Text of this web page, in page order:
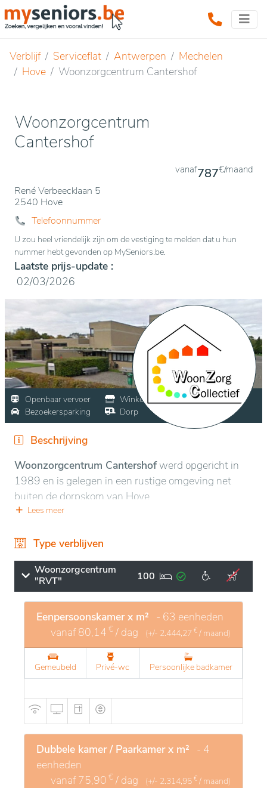
Verblijf Serviceflat Antwerpen
Mechelen
Hove
Woonzorgcentrum Cantershof
Woonzorgcentrum
Cantershof
René Verbeecklaan 5
2540 Hove
vanaf787€/maand
Telefoonnummer
U zou heel vriendelijk zijn om de vestiging te melden dat u hun
nummer hebt gevonden op MySeniors.be.
Laatste prijs-update :
02/03/2026
Openbaar vervoer
Winkels
Bezoekersparking
Dorp
Beschrijving
Woonzorgcentrum Cantershofwerd opgericht in
1989 en is gelegen in een rustige omgeving net
buiten de dorpskom van Hove.
thuis- en mantelzorg ontoereikend, dan biedt het
woonzorgcentrum een warme en comfortabele
vervangende thuis, gecombineerd met een
uitgebreide zorg- en dienstverlening.
Lees meer
Type verblijven
Woonzorgcentrum
"RVT"
100
Eenpersoonskamer x m² - 63 eenheden
vanaf80,14 € / dag (+/- 2.444,27 € / maand)
Gemeubeld Privé-wc Persoonlijke badkamer
Dubbele kamer / Paarkamer x m² - 4
eenheden
vanaf75,90 € / dag (+/- 2.314,95 € / maand)